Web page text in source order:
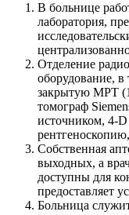
В больнице
лаборатория,
Отделение
оборудование,
закрытую МРТ
томограф
источником, 4-
Собственная
выходных, а
доступны для
предоставляет
Больница